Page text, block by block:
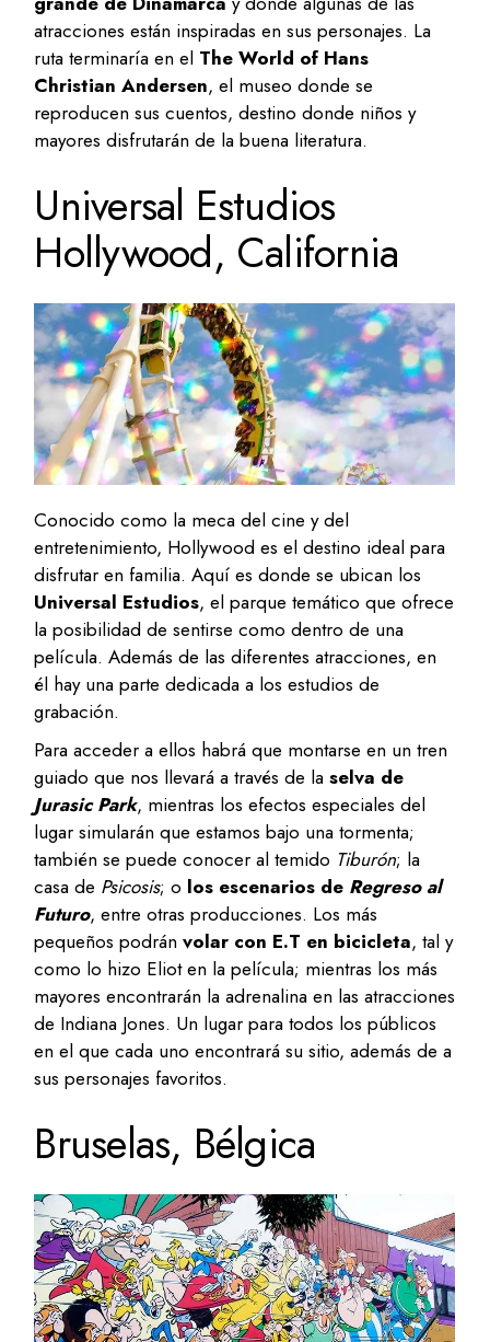
atracciones están inspiradas en sus personajes. La
ruta terminaría en el The World of Hans
Christian Andersen, el museo donde se
reproducen sus cuentos, destino donde niños y
mayores disfrutarán de la buena literatura.
Universal Estudios
Hollywood, California
Conocido como la meca del cine y del
entretenimiento, Hollywood es el destino ideal para
disfrutar en familia. Aquí es donde se ubican los
Universal Estudios, el parque temático que ofrece
la posibilidad de sentirse como dentro de una
película. Además de las diferentes atracciones, en
él hay una parte dedicada a los estudios de
grabación.
Para acceder a ellos habrá que montarse en un tren
guiado que nos llevará a través de laselva de
Jurasic Park, mientras los efectos especiales del
lugar simularán que estamos bajo una tormenta;
también se puede conocer al temido Tiburón; la
casa de Psicosis; o los escenarios de Regreso al
Futuro, entre otras producciones. Los más
pequeños podránvolar con E.T en bicicleta, tal y
como lo hizo Eliot en la película; mientras los más
mayores encontrarán la adrenalina en las atracciones
de Indiana Jones. Un lugar para todos los públicos
en el que cada uno encontrará su sitio, además de a
sus personajes favoritos.
Bruselas, Bélgica